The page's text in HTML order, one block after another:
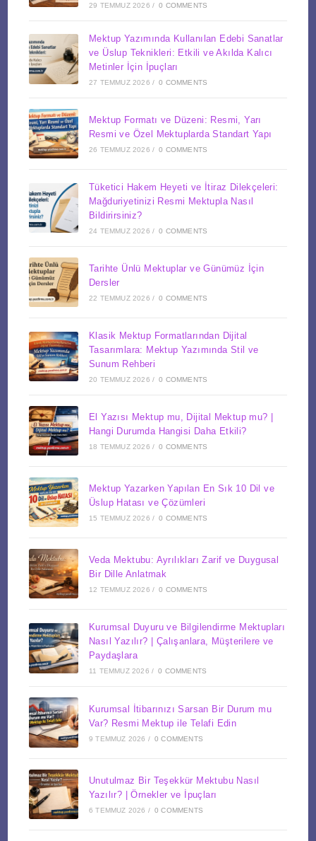
29 TEMMUZ 2026 / 0 COMMENTS
Mektup Yazımında Kullanılan Edebi Sanatlar
ve Üslup Teknikleri: Etkili ve Akılda Kalıcı
Metinler İçin İpuçları
27 TEMMUZ 2026 / 0 COMMENTS
Mektup Formatı ve Düzeni: Resmi, Yarı
Resmi ve Özel Mektuplarda Standart Yapı
26 TEMMUZ 2026 / 0 COMMENTS
Tüketici Hakem Heyeti ve İtiraz Dilekçeleri:
Mağduriyetinizi Resmi Mektupla Nasıl
Bildirirsiniz?
24 TEMMUZ 2026 / 0 COMMENTS
Tarihte Ünlü Mektuplar ve Günümüz İçin
Dersler
22 TEMMUZ 2026 / 0 COMMENTS
Klasik Mektup Formatlarından Dijital
Tasarımlara: Mektup Yazımında Stil ve
Sunum Rehberi
20 TEMMUZ 2026 / 0 COMMENTS
El Yazısı Mektup mu, Dijital Mektup mu? |
Hangi Durumda Hangisi Daha Etkili?
18 TEMMUZ 2026 / 0 COMMENTS
Mektup Yazarken Yapılan En Sık 10 Dil ve
Üslup Hatası ve Çözümleri
15 TEMMUZ 2026 / 0 COMMENTS
Veda Mektubu: Ayrılıkları Zarif ve Duygusal
Bir Dille Anlatmak
12 TEMMUZ 2026 / 0 COMMENTS
Kurumsal Duyuru ve Bilgilendirme Mektupları
Nasıl Yazılır? | Çalışanlara, Müşterilere ve
Paydaşlara
11 TEMMUZ 2026 / 0 COMMENTS
Kurumsal İtibarınızı Sarsan Bir Durum mu
Var? Resmi Mektup ile Telafi Edin
9 TEMMUZ 2026 / 0 COMMENTS
Unutulmaz Bir Teşekkür Mektubu Nasıl
Yazılır? | Örnekler ve İpuçları
6 TEMMUZ 2026 / 0 COMMENTS